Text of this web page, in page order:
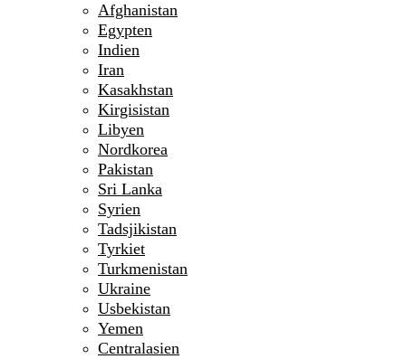
Afghanistan
Egypten
Indien
Iran
Kasakhstan
Kirgisistan
Libyen
Nordkorea
Pakistan
Sri Lanka
Syrien
Tadsjikistan
Tyrkiet
Turkmenistan
Ukraine
Usbekistan
Yemen
Centralasien